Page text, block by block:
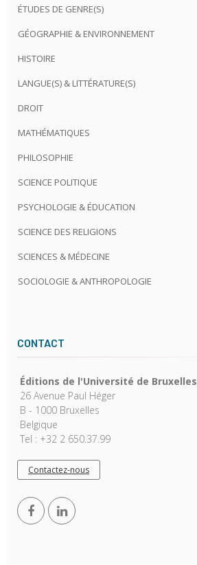
ÉTUDES DE GENRE(S)
GÉOGRAPHIE & ENVIRONNEMENT
HISTOIRE
LANGUE(S) & LITTÉRATURE(S)
DROIT
MATHÉMATIQUES
PHILOSOPHIE
SCIENCE POLITIQUE
PSYCHOLOGIE & ÉDUCATION
SCIENCE DES RELIGIONS
SCIENCES & MÉDECINE
SOCIOLOGIE & ANTHROPOLOGIE
CONTACT
Éditions de l'Université de Bruxelles
26 Avenue Paul Héger
B - 1000 Bruxelles
Belgique
Tel : +32 2 650.37.99
Contactez-nous